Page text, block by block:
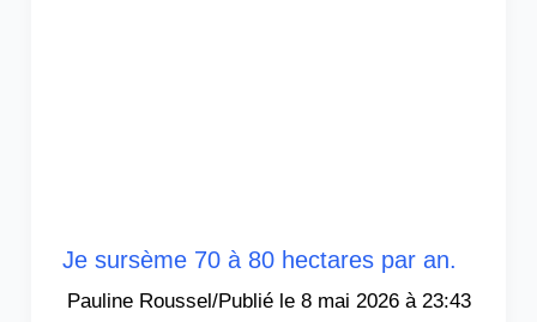
Je sursème 70 à 80 hectares par an.
Pauline Roussel/ 8 mai 2026 à 23:43